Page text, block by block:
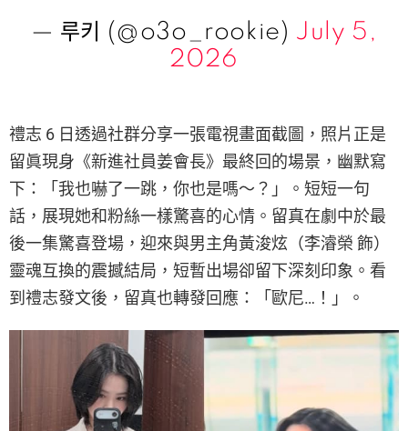
— 루키 (@o3o_rookie) July 5,
2026
禮志 6 日透過社群分享一張電視畫面截圖，照片正是
留眞現身《新進社員姜會長》最終回的場景，幽默寫
下：「我也嚇了一跳，你也是嗎～？」。短短一句
話，展現她和粉絲一樣驚喜的心情。留真在劇中於最
後一集驚喜登場，迎來與男主角黃浚炫（李濬榮 飾）
靈魂互換的震撼結局，短暫出場卻留下深刻印象。看
到禮志發文後，留真也轉發回應：「歐尼…！」。